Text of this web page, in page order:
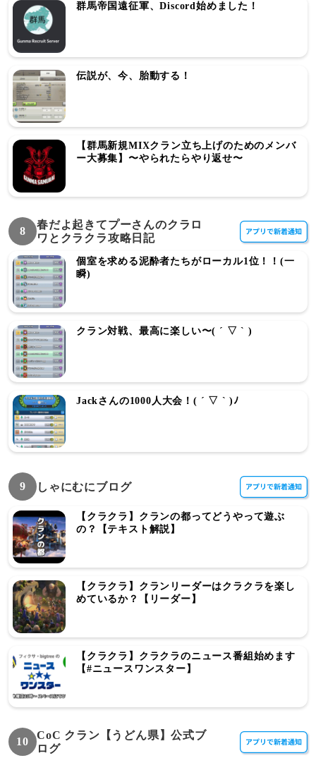
群馬帝国遠征軍、Discord始めました！
伝説が、今、胎動する！
【群馬新規MIXクラン立ち上げのためのメンバ
ー大募集】〜やられたらやり返せ〜
8
春だよ起きてプーさんのクラロ
ワとクラクラ攻略日記
個室を求める泥酔者たちがローカル1位！！(一
瞬)
クラン対戦、最高に楽しい〜( ´ ▽ ` )
Jackさんの1000人大会！( ´ ▽ ` )ﾉ
9 しゃにむにブログ
【クラクラ】クランの都ってどうやって遊ぶ
の？【テキスト解説】
【クラクラ】クランリーダーはクラクラを楽し
めているか？【リーダー】
【クラクラ】クラクラのニュース番組始めます
【#ニュースワンスター】
10
CoC クラン【うどん県】公式ブ
ログ